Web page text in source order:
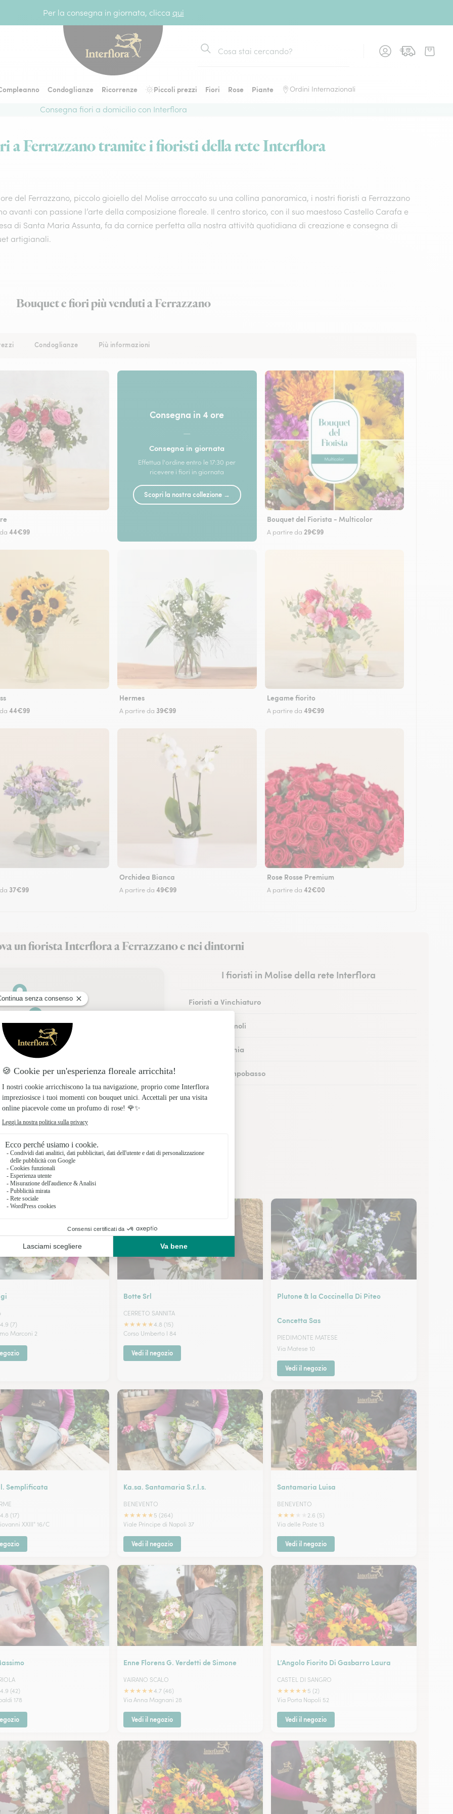
Per la consegna in giornata, clicca qui
Cerca
Condoglianze Ricorrenze Piccoli prezzi Fiori Rose Piante Ordini Internazionali
Consegna fiori a domicilio con Interflora
a Ferrazzano tramite i fioristi della rete Interflora
del Ferrazzano, piccolo gioiello del Molise arroccato su una collina panoramica, i nostri fioristi a Ferrazzano
avanti con passione l’arte della composizione floreale. Il centro storico, con il suo maestoso Castello Carafa e
di Santa Maria Assunta, fa da cornice perfetta alla nostra attività quotidiana di creazione e consegna di
artigianali.
Bouquet e fiori più venduti a Ferrazzano
Condoglianze Più informazioni
44€99
Consegna in 4 ore
—
Consegna in giornata
Effettua l'ordine entro le 17:30 per
ricevere i fiori in giornata
Scopri la nostra collezione →
Bouquet del Fiorista - Multicolor
A partire da 29€99
44€99
Hermes
A partire da 39€99
Legame fiorito
A partire da 49€99
37€99
Orchidea Bianca
A partire da 49€99
Rose Rosse Premium
A partire da 42€00
un fiorista Interflora a Ferrazzano e nei dintorni
I fioristi in Molise della rete Interflora
Fioristi a Vinchiaturo
Fioristi a Termoli
Fioristi a Isernia
Fioristi a Campobasso
I nostri fioristi a Ferrazzano
4.9 (7)
Marconi 2
Botte Srl
CERRETO SANNITA
★★★★★4.8 (15)
Corso Umberto I 84
Vedi il negozio
Plutone & la Coccinella Di Piteo
Concetta Sas
PIEDIMONTE MATESE
Via Matese 10
Vedi il negozio
Semplificata
4.8 (17)
XXIII° 16/C
Ka.sa. Santamaria S.r.l.s.
BENEVENTO
★★★★★ 5 (264)
Viale Principe di Napoli 37
Vedi il negozio
Santamaria Luisa
BENEVENTO
★★★
2.6 (5)
Via delle Poste 13
Vedi il negozio
4.9 (42)
178
Enne Florens G. Verdetti de Simone
VAIRANO SCALO
★★★★★4.7 (46)
Via Anna Magnani 28
Vedi il negozio
L’Angolo Fiorito Di Gasbarro Laura
CASTEL DI SANGRO
★★★★★ 5 (2)
Via Porta Napoli 52
Vedi il negozio